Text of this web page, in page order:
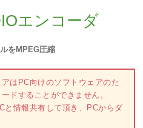
エンコーダ
をMPEG圧縮
はPC向けのソフトウェアのた
ドすることができません。
と情報共有して頂き、PCからダ